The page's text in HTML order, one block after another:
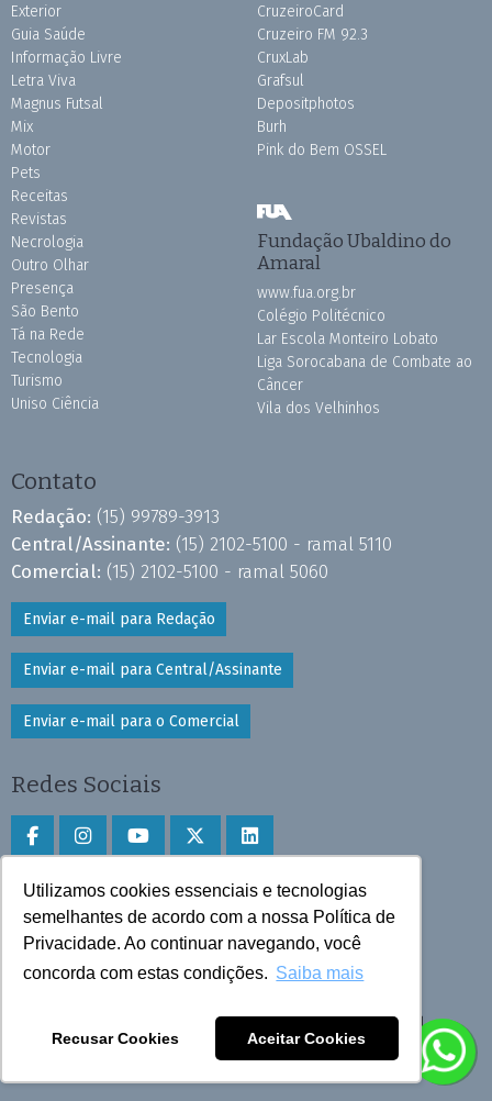
Utilizamos cookies essenciais e tecnologias
semelhantes de acordo com a nossa Política de
Privacidade. Ao continuar navegando, você
concorda com estas condições. Saiba mais
Recusar Cookies Aceitar Cookies
Exterior
Guia Saúde
Informação Livre
Letra Viva
Magnus Futsal
Mix
Motor
Pets
Receitas
Revistas
Necrologia
Outro Olhar
Presença
São Bento
Tá na Rede
Tecnologia
Turismo
Uniso Ciência
CruzeiroCard
Cruzeiro FM 92.3
CruxLab
Grafsul
Depositphotos
Burh
Pink do Bem OSSEL
Fundação Ubaldino do
Amaral
www.fua.org.br
Colégio Politécnico
Lar Escola Monteiro Lobato
Liga Sorocabana de Combate ao
Câncer
Vila dos Velhinhos
Contato
Redação: (15) 99789-3913
Central/Assinante: (15) 2102-5100 - ramal 5110
Comercial: (15) 2102-5100 - ramal 5060
Enviar e-mail para Redação
Enviar e-mail para Central/Assinante
Enviar e-mail para o Comercial
Redes Sociais
Faça download do aplicativo
Play Store e App Store
Todos os direitos reservados © 2025 Cruzeiro do Sul